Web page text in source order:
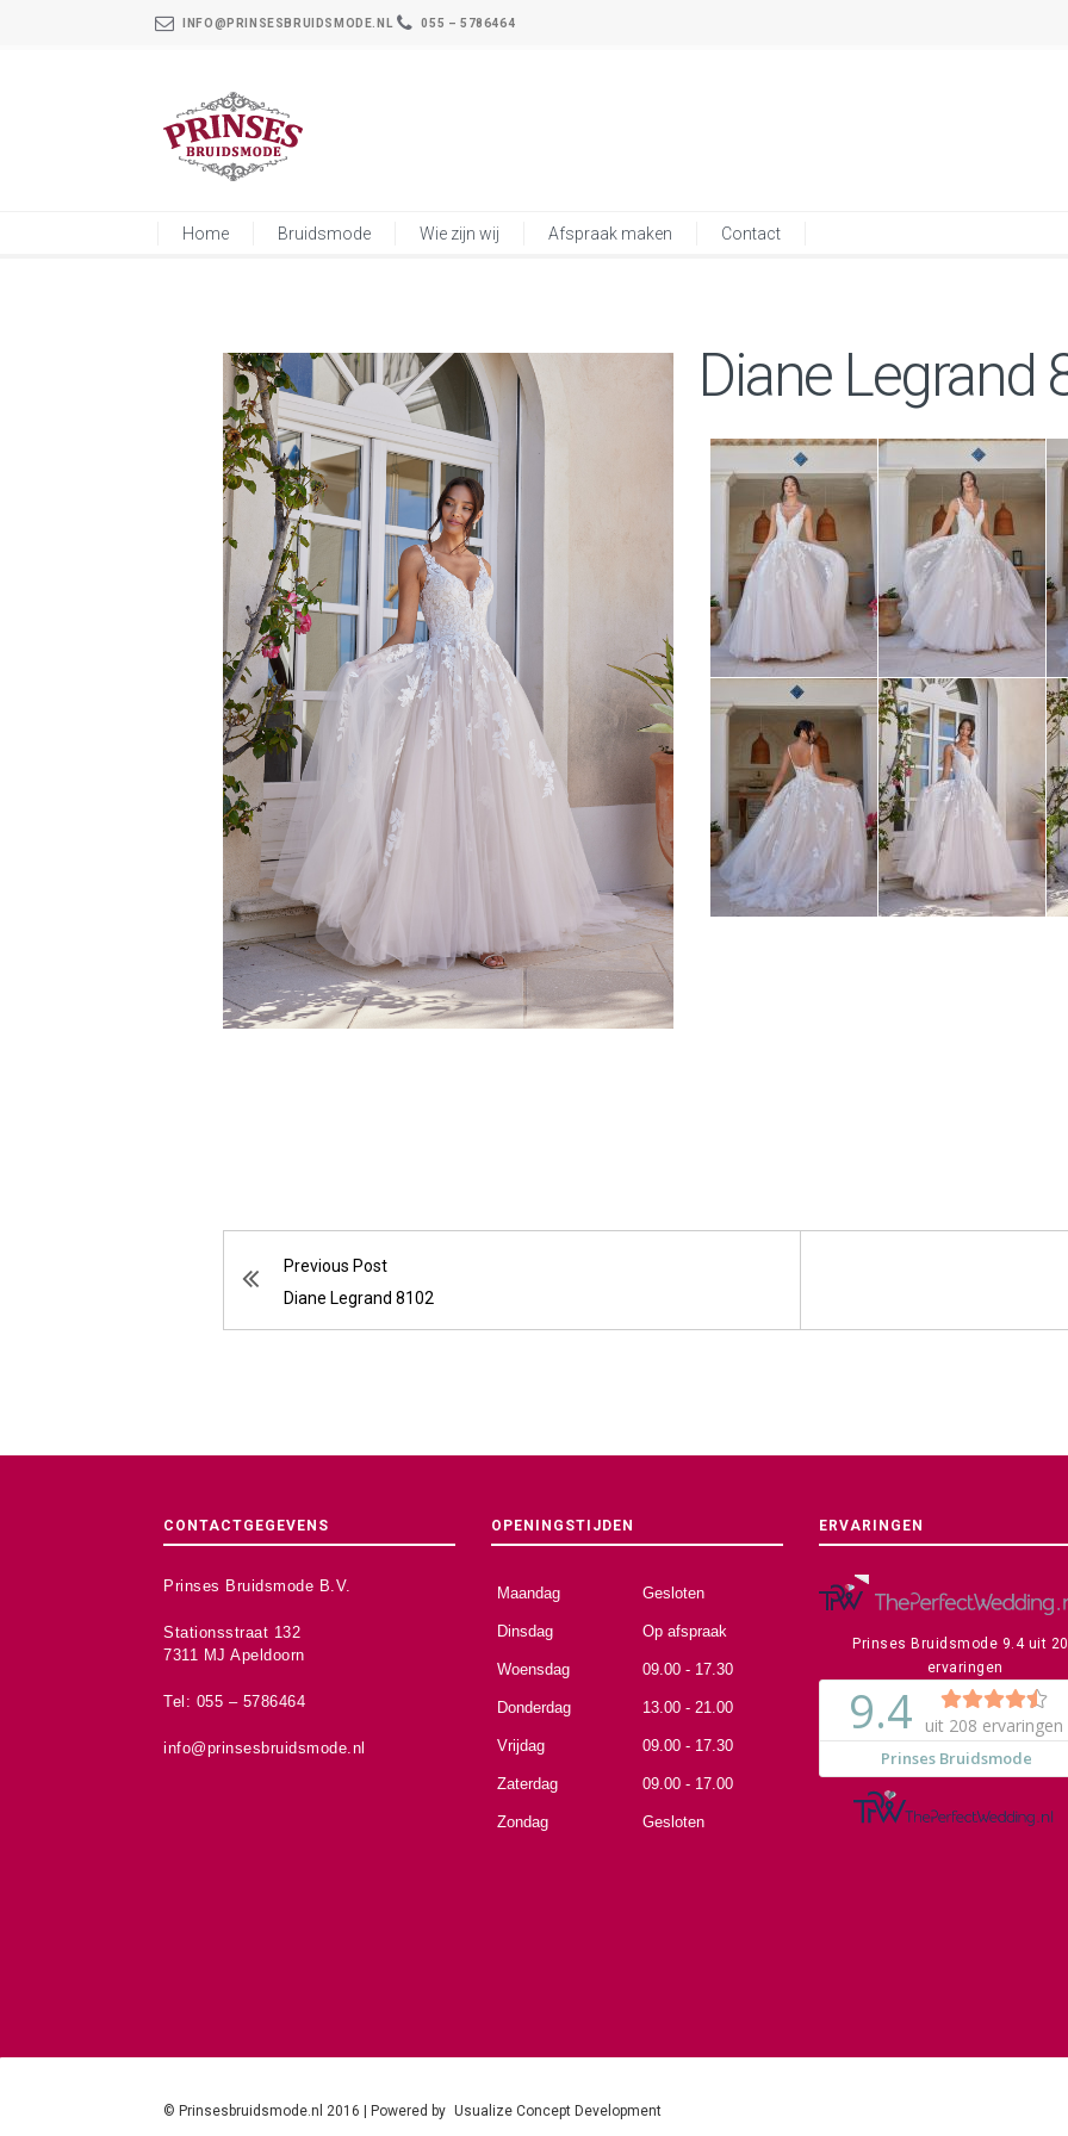
INFO@PRINSESBRUIDSMODE.NL 055 – 5786464
Home Bruidsmode Wie zijn wij Afspraak maken Contact
Diane Legrand
Previous Post
Diane Legrand 8102
CONTACTGEGEVENS
Prinses Bruidsmode B.V.
Stationsstraat 132
7311 MJ Apeldoorn
Tel: 055 – 5786464
info@prinsesbruidsmode.nl
OPENINGSTIJDEN
Maandag Gesloten
Dinsdag Op afspraak
Woensdag 09.00 - 17.30
Donderdag 13.00 - 21.00
Vrijdag 09.00 - 17.30
Zaterdag 09.00 - 17.00
Zondag Gesloten
ERVARINGEN
Prinses Bruidsmode 9.4uit
ervaringen
© Prinsesbruidsmode.nl 2016 | Powered by Usualize Concept Development